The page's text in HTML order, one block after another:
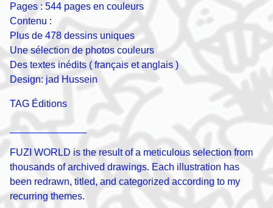
Pages : 544 pages en couleurs
Contenu :
Plus de 478 dessins uniques
Une sélection de photos couleurs
Des textes inédits ( français et anglais )
Design: jad Hussein
TAG Éditions
______________
FUZI WORLD is the result of a meticulous selection from
thousands of archived drawings. Each illustration has
been redrawn, titled, and categorized according to my
recurring themes.